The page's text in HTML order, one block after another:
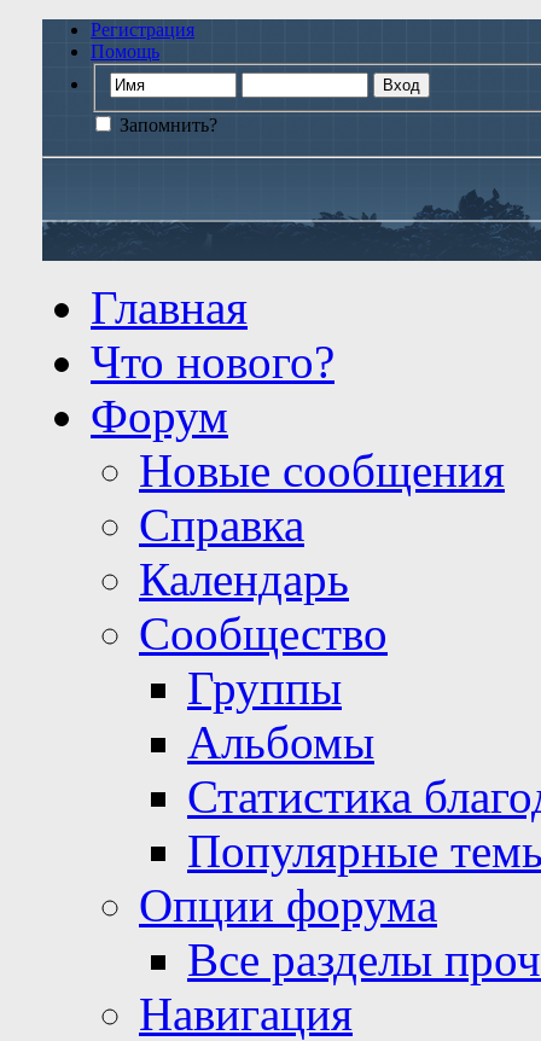
Регистрация
Помощь
Запомнить?
Главная
Что нового?
Форум
Новые сообщения
Справка
Календарь
Сообщество
Группы
Альбомы
Статистика
Популярные
Опции форума
Все разделы
Навигация